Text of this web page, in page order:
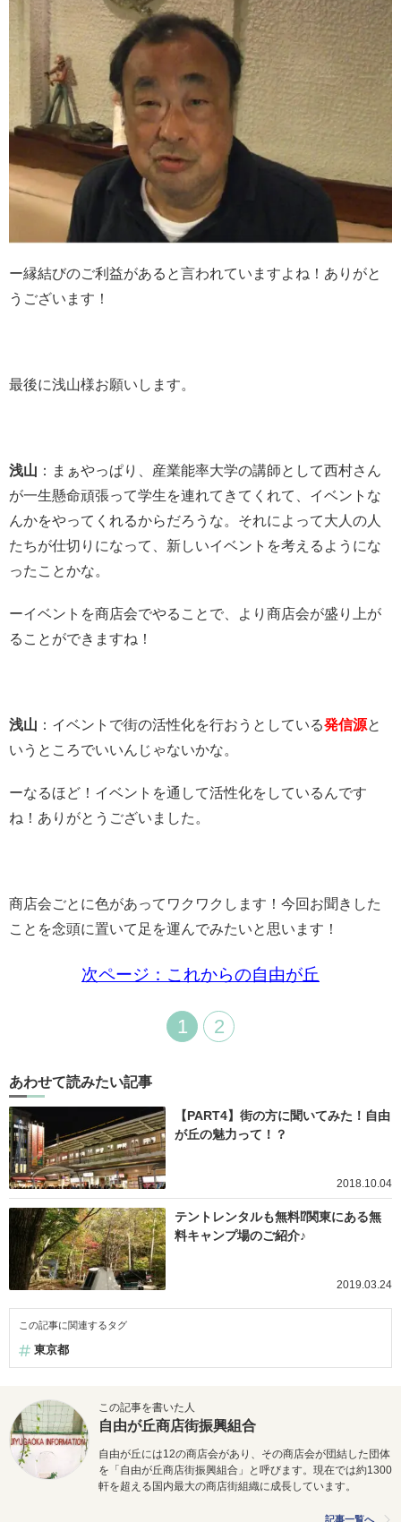
ー縁結びのご利益があると言われていますよね！ ありがと
うございます！
最後に浅山様お願いします。
浅山 ：まぁやっぱり、産業能率大学の講師として西村さん
が一生懸命頑張って学生を連れてきてくれて、イベントな
んかをやってくれるからだろうな。それによって大人の人
たちが仕切りになって、新しいイベントを考えるようにな
ったことかな。
ーイベントを商店会でやることで、より商店会が盛り上が
ることができますね！
浅山 ：イベントで街の活性化を行おうとしている発信源と
いうところでいいんじゃないかな。
ーなるほど！イベントを通して活性化をしているんです
ね！ ありがとうございました。
商店会ごとに色があって ワクワクします！ 今回お聞きした
ことを念頭に置いて 足を運んでみたいと思います！
次ページ：これからの自由が丘
1 2
あわせて読みたい記事
【PART4】街の方に聞いてみた！自由
が丘の魅力って！？
2018.10.04
テントレンタルも無料⁉関東にある無
料キャンプ場のご紹介♪
2019.03.24
この記事に関連するタグ
東京都
この記事を書いた人
自由が丘商店街振興組合
自由が丘には12の商店会があり、その商店会が団結した団体
を「自由が丘商店街振興組合」と呼びます。現在では約1300
軒を超える国内最大の商店街組織に成長しています。
記事一覧へ